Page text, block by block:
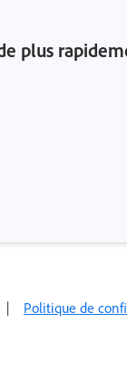
plus
| Politique de